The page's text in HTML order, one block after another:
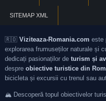
SITEMAP XML
🇷🇴 Viziteaza-Romania.com este
explorarea frumuseților naturale și
dedicați pasionaților de turism și
despre obiective turistice din
bicicleta și excursii cu trenul sau
🏔️ Descoperă topul obiectivelor